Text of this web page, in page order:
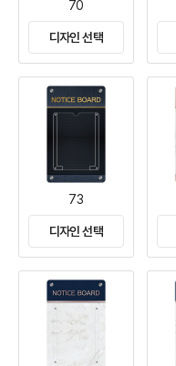
70
디자인 선택
73
디자인 선택